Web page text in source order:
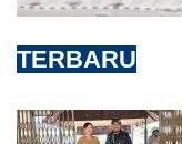
TERBARU